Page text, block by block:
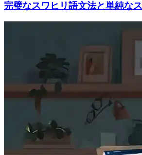
完璧なスワヒリ語文法と単純な